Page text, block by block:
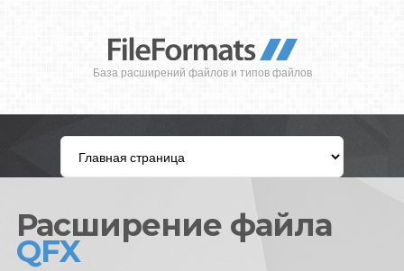
База расширений файлов и типов файлов
Расширение файла
QFX